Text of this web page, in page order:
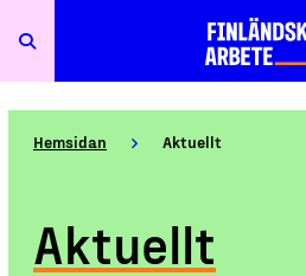
Hemsidan Aktuellt
Aktuellt